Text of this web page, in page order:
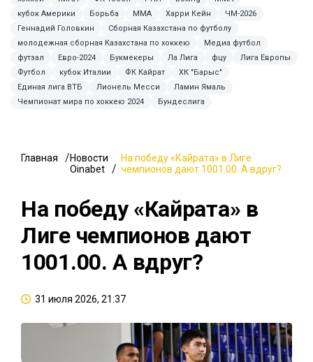
кубок Америки
Борьба ММА Харри Кейн
ЧМ-2026
Геннадий Головкин
Сборная Казахстана по футболу
молодежная сборная Казахстана по хоккею
Медиа футбол
футзал
Евро-2024 Букмекеры Ла Лига фцу
Лига Европы
Футбол
кубок Италии ФК Кайрат
ХК "Барыс"
Единая лига ВТБ
Лионель Месси
Ламин Ямаль
Чемпионат мира по хоккею 2024
Бундеслига
Главная
Новости
Oinabet
На победу «Кайрата» в Лиге
чемпионов дают 1001.00. А вдруг?
На победу «Кайрата» в
Лиге чемпионов дают
1001.00. А вдруг?
31 июля 2026, 21:37